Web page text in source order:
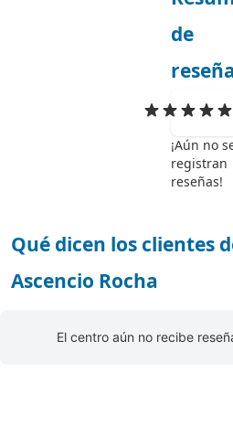
de
¡Aún no
registran
reseñas!
Qué dicen los clientes
Ascencio Rocha
El centro aún no recibe